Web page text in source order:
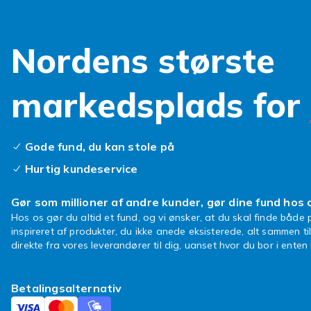
Leder du
perfekt
dyr eller
og
broderede
Nordens største
markedsplads for
Gode fund, du kan stole på
Hurtig kundeservice
Gør som millioner af andre kunder, gør dine fund hos
Hos os gør du altid et fund, og vi ønsker, at du skal finde både
inspireret af produkter, du ikke anede eksisterede, alt sammen
direkte fra vores leverandører til dig, uanset hvor du bor i enten
Betalingsalternativ